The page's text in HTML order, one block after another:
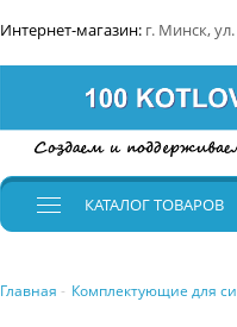
Интернет-магазин: г. Минск,
КАТАЛОГТОВАРОВ
Главная Комплектующие для